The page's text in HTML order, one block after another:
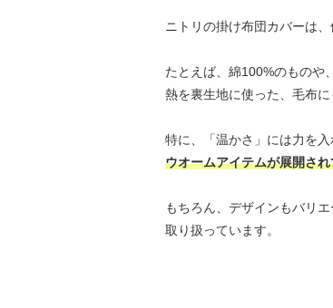
ニトリの掛け布団カバーは
たとえば、綿100%のものや
熱を裏生地に使った、毛布
特に、「温かさ」には力を入
ウオームアイテムが展開さ
もちろん、デザインもバリ
取り扱っています。